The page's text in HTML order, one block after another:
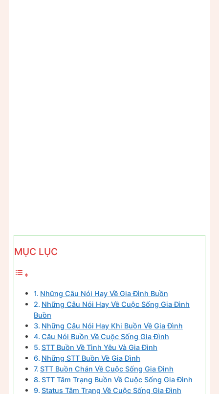
MỤC LỤC
Những Câu Nói Hay Về Gia Đình Buồn
Những Câu Nói Hay Về Cuộc Sống Gia Đình
Buồn
Những Câu Nói Hay Khi Buồn Về Gia Đình
Câu Nói Buồn Về Cuộc Sống Gia Đình
STT Buồn Về Tình Yêu Và Gia Đình
Những STT Buồn Về Gia Đình
STT Buồn Chán Về Cuộc Sống Gia Đình
STT Tâm Trạng Buồn Về Cuộc Sống Gia Đình
Status Tâm Trạng Về Cuộc Sống Gia Đình